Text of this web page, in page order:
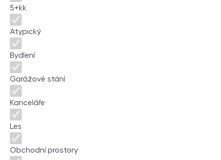
5+kk
Atypický
Bydlení
Garážové stání
Kanceláře
Les
Obchodní prostory